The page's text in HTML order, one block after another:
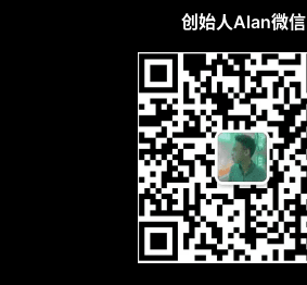
创始人Alan微信